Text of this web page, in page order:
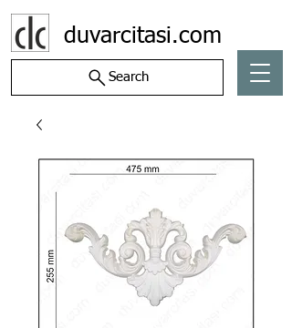
duvarcitasi.com
Search